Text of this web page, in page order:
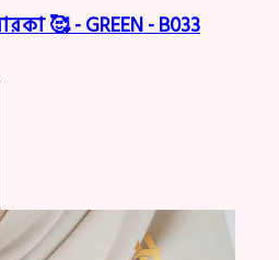
🥰 - GREEN - B033